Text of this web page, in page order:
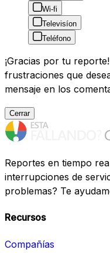
Wi-fi
Televisíon
Teléfono
¡Gracias por tu
frustraciones que
mensaje en los
Cerrar
Reportes en tiempo
interrupciones de
problemas? Te
Recursos
Compañías